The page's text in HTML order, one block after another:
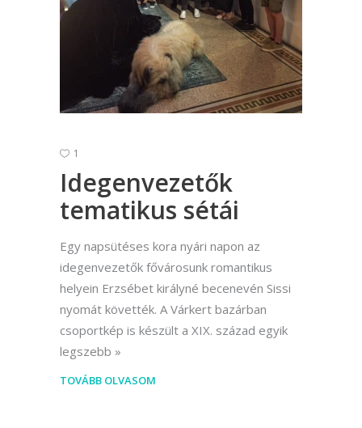
1
Idegenvezetők
tematikus sétái
Egy napsütéses kora nyári napon az
idegenvezetők fővárosunk romantikus
helyein Erzsébet királyné becenevén Sissi
nyomát követték. A Várkert bazárban
csoportkép is készült a XIX. század egyik
legszebb
TOVÁBB OLVASOM